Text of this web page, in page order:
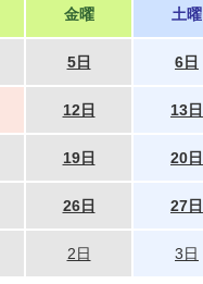
金曜 土曜
5日 6日
12日 13日
19日 20日
26日 27日
2日 3日